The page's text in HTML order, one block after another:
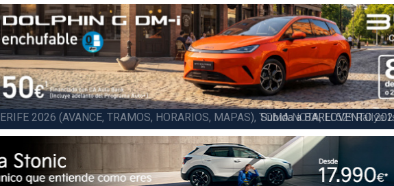
Subida a BARLOVENTO 2026 LA PALMA (FINAL), Juan C. Brito y Carlos A. Pérez
Barlovento